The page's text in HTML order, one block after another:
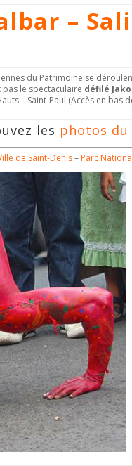
–
du Patrimoine se
le spectaculaire défilé
– Saint-Paul (Accès en bas
les photos du
de Saint-Denis– Parc